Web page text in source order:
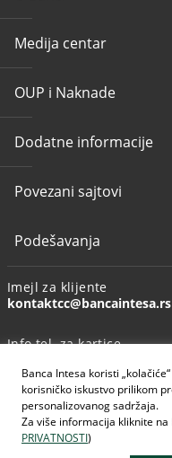
Banca Intesa koristi
korisničko iskustvo prilikom
personalizovanog sadržaja.
Za više informacija kliknite na
PRIVATNOSTI)
Medija centar
OUP i Naknade
Dodatne informacije
Povezani sajtovi
Podešavanja
Imejl za klijente
kontaktcc@bancaintesa.rs
Info tel. za kartice